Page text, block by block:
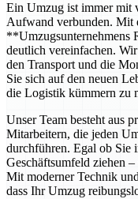
Ein Umzug ist immer mit
Aufwand verbunden. Mit
**Umzugsunternehmens
deutlich vereinfachen.
den Transport und die
Sie sich auf den neuen
die Logistik kümmern zu
Unser Team besteht aus
Mitarbeitern, die jeden
durchführen. Egal ob Sie
Geschäftsumfeld ziehen
Mit moderner Technik
dass Ihr Umzug